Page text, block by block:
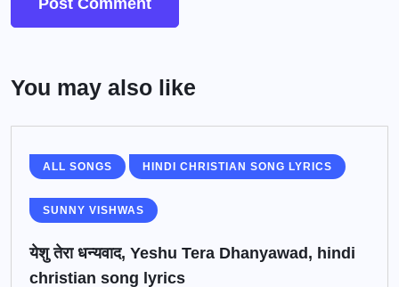
You may also like
ALL SONGS HINDI CHRISTIAN SONG LYRICS
SUNNY VISHWAS
येशु तेरा धन्यवाद, Yeshu Tera Dhanyawad, hindi
christian song lyrics